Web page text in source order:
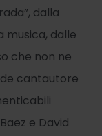
dalla
musica, dalle
che non ne
cantautore
e David